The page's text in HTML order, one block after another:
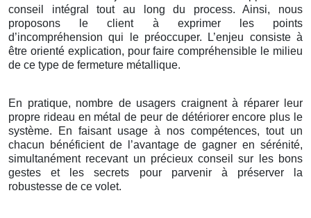
conseil intégral tout au long du process. Ainsi, nous
proposons le client à exprimer les points
d’incompréhension qui le préoccuper. L’enjeu consiste à
être orienté explication, pour faire compréhensible le milieu
de ce type de fermeture métallique.
En pratique, nombre de usagers craignent à réparer leur
propre rideau en métal de peur de détériorer encore plus le
système. En faisant usage à nos compétences, tout un
chacun bénéficient de l’avantage de gagner en sérénité,
simultanément recevant un précieux conseil sur les bons
gestes et les secrets pour parvenir à préserver la
robustesse de ce volet.